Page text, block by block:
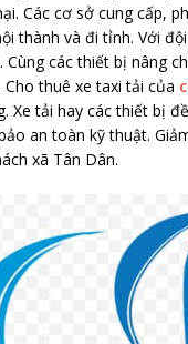
Các cơ sở cung cấp,
thành và đi tỉnh. Với
Cùng các thiết bị nâng
thuê xe taxi tải của
Xe tải hay các thiết bị
an toàn kỹ thuật.
xã Tân Dân.